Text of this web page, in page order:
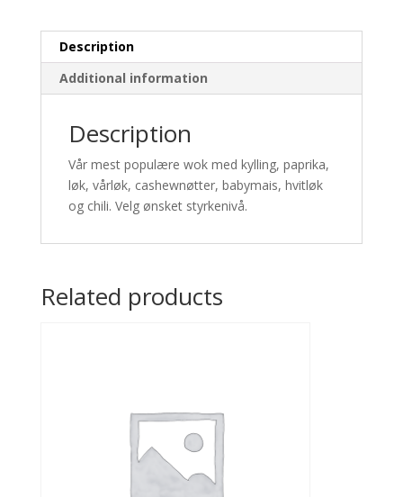
Description
Additional information
Description
Vår mest populære wok med kylling, paprika,
løk, vårløk, cashewnøtter, babymais, hvitløk
og chili. Velg ønsket styrkenivå.
Related products